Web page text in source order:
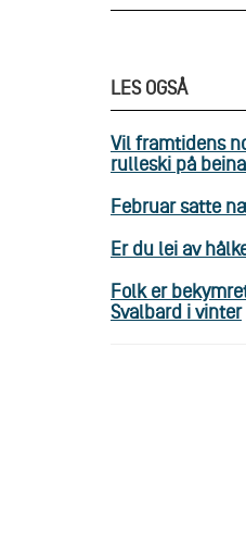
LES OGSÅ
Vil framtidens
rulleski på
Februar satte
Er du lei av
Folk er
Svalbard i vinter